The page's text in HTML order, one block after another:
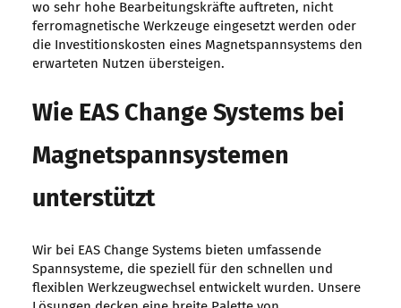
wo sehr hohe Bearbeitungskräfte auftreten, nicht
ferromagnetische Werkzeuge eingesetzt werden oder
die Investitionskosten eines Magnetspannsystems den
erwarteten Nutzen übersteigen.
Wie EAS Change Systems bei
Magnetspannsystemen
unterstützt
Wir bei EAS Change Systems bieten umfassende
Spannsysteme, die speziell für den schnellen und
flexiblen Werkzeugwechsel entwickelt wurden. Unsere